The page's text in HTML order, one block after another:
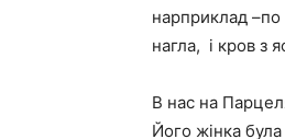
нарприклад –по
нагла, і кров з
В нас на
Його жінка